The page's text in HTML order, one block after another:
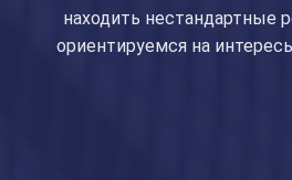
находить нестандартные
ориентируемся на